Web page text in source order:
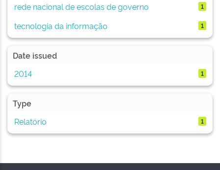
rede nacional de escolas de governo 1
tecnologia da informação 1
Date issued
2014
1
Type
Relatório
1